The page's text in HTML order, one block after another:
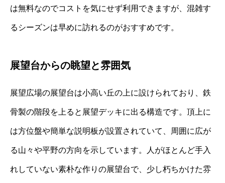
は無料なのでコストを気にせず利用できますが、混雑す
るシーズンは早めに訪れるのがおすすめです。
展望台からの眺望と雰囲気
展望広場の展望台は小高い丘の上に設けられており、鉄
骨製の階段を上ると展望デッキに出る構造です。頂上に
は方位盤や簡単な説明板が設置されていて、周囲に広が
る山々や平野の方向を示しています。人がほとんど手入
れしていない素朴な作りの展望台で、少し朽ちかけた雰